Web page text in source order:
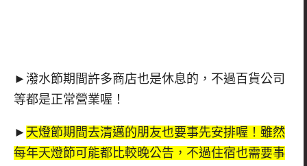
►潑水節期間許多商店也是休息的，不過百貨公司
等都是正常營業喔！
► 天燈節期間去清邁的朋友也要事先安排喔！雖然
每年天燈節可能都比較晚公告，不過住宿也需要事